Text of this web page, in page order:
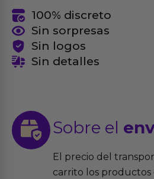
100% discreto
Sin sorpresas
Sin logos
Sin detalles
Sobre el
El precio del
carrito los productos